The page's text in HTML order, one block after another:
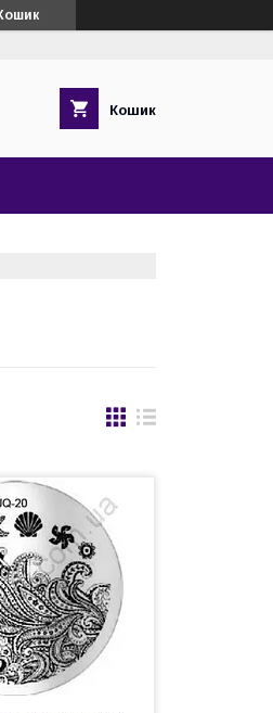
Кошик